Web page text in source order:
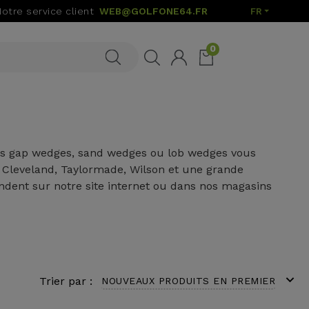
service client WEB@GOLFONE64.FR FR
0
wedges, sand wedges ou lob wedges vous
Taylormade, Wilson et une grande
sur notre site internet ou dans nos magasins
Trier par : NOUVEAUX PRODUITS EN PREMIER expand_more